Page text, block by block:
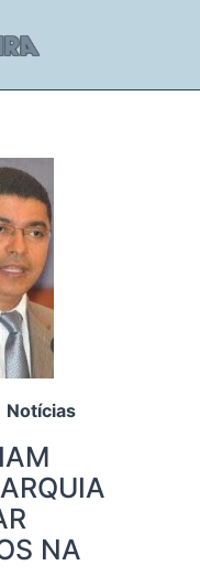
Notícias
NA